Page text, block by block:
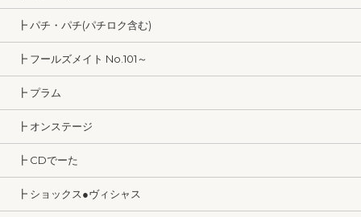
┣ パチ・パチ(パチロク含む)
┣ フールズメイト No.101～
┣ プラム
┣ オンステージ
┣ CDでーた
┣ ショックス●ヴィシャス